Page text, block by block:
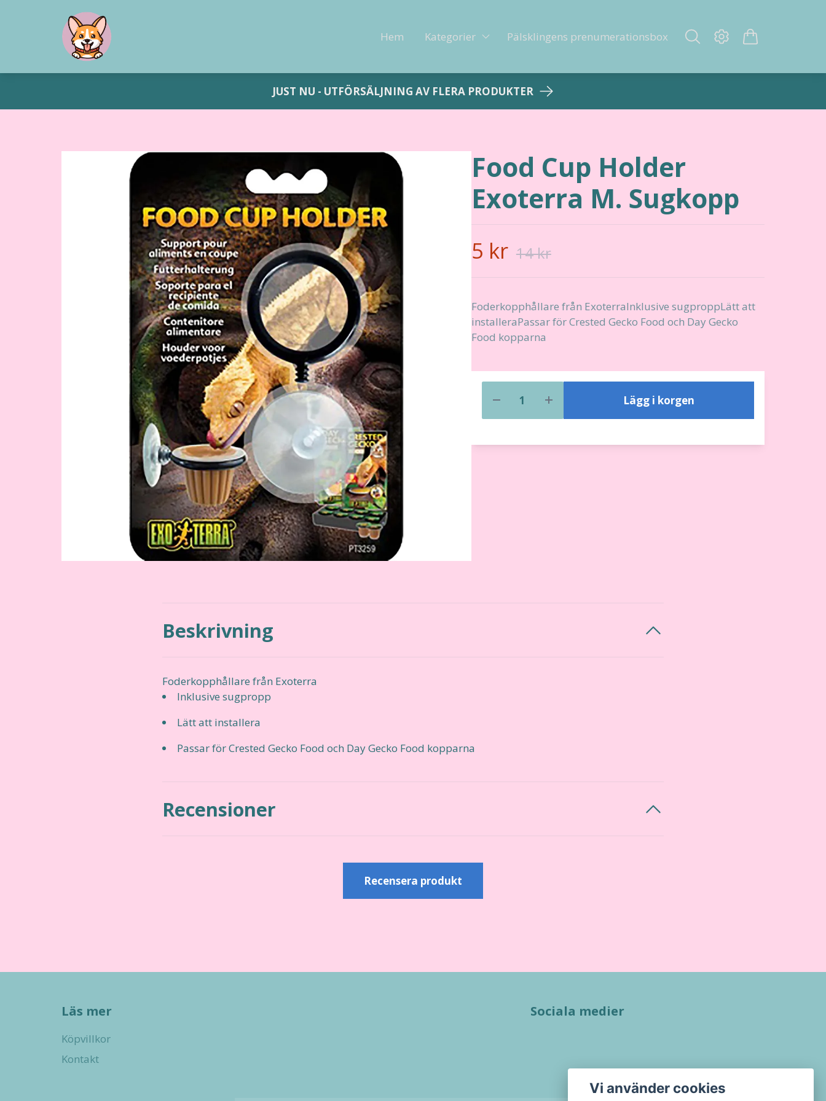
Hem Kategorier Pälsklingens prenumerationsbox
JUST NU - UTFÖRSÄLJNING AV FLERA PRODUKTER
Food Cup Holder
Exoterra M. Sugkopp
5 kr 14 kr
Foderkopphållare från ExoterraInklusive sugproppLätt att
installeraPassar för Crested Gecko Food och Day Gecko
Food kopparna
Lägg i korgen
Beskrivning
Foderkopphållare från Exoterra
Inklusive sugpropp
Lätt att installera
Passar för Crested Gecko Food och Day Gecko Food kopparna
Recensioner
Recensera produkt
Läs mer
Köpvillkor
Kontakt
Sociala medier
Vi använder cookies